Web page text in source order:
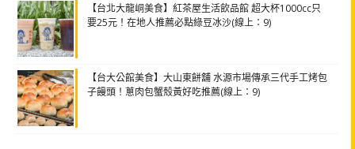
【台北大龍峒美食】紅茶屋生活飲品館 超大杯1000cc只
要25元！在地人推薦必點綠豆冰沙(線上：9)
【台大公館美食】大山東餅舖 水源市場傳承三代手工烤包
子饅頭！蔥肉包蟹殼黃好吃推薦(線上：9)